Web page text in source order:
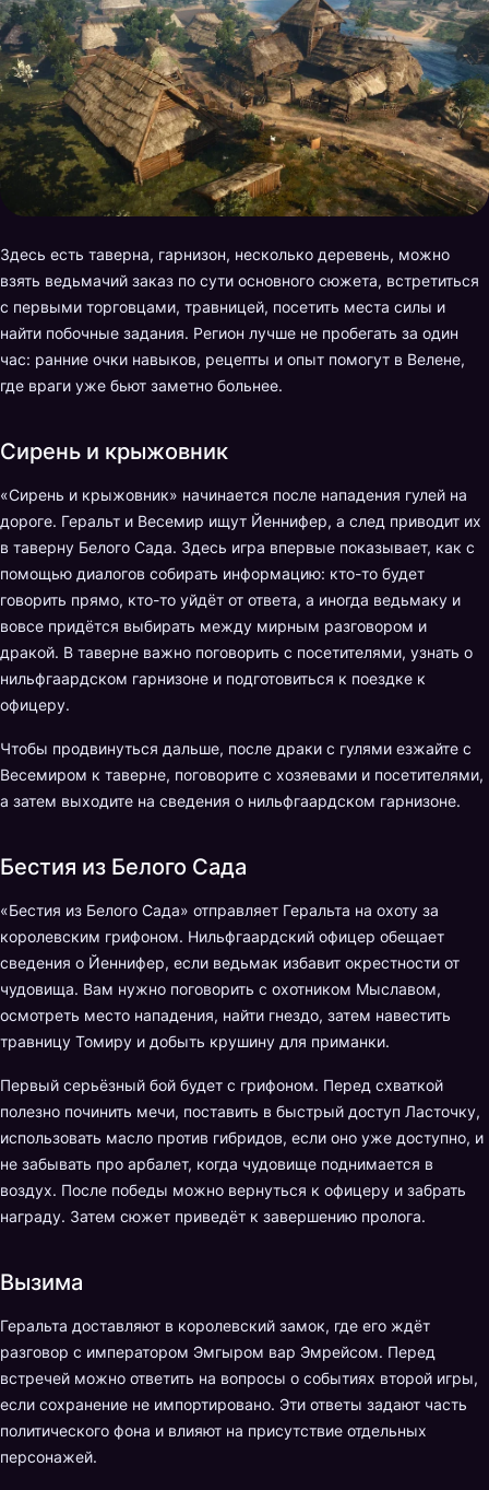
Здесь есть таверна, гарнизон, несколько деревень, можно
взять ведьмачий заказ по сути основного сюжета, встретиться
с первыми торговцами, травницей, посетить места силы и
найти побочные задания. Регион лучше не пробегать за один
час: ранние очки навыков, рецепты и опыт помогут в Велене,
где враги уже бьют заметно больнее.
Сирень и крыжовник
«Сирень и крыжовник» начинается после нападения гулей на
дороге. Геральт и Весемир ищут Йеннифер, а след приводит их
в таверну Белого Сада. Здесь игра впервые показывает, как с
помощью диалогов собирать информацию: кто-то будет
говорить прямо, кто-то уйдёт от ответа, а иногда ведьмаку и
вовсе придётся выбирать между мирным разговором и
дракой. В таверне важно поговорить с посетителями, узнать о
нильфгаардском гарнизоне и подготовиться к поездке к
офицеру.
Чтобы продвинуться дальше, после драки с гулями езжайте с
Весемиром к таверне, поговорите с хозяевами и посетителями,
а затем выходите на сведения о нильфгаардском гарнизоне.
Бестия из Белого Сада
«Бестия из Белого Сада» отправляет Геральта на охоту за
королевским грифоном. Нильфгаардский офицер обещает
сведения о Йеннифер, если ведьмак избавит окрестности от
чудовища. Вам нужно поговорить с охотником Мыславом,
осмотреть место нападения, найти гнездо, затем навестить
травницу Томиру и добыть крушину для приманки.
Первый серьёзный бой будет с грифоном. Перед схваткой
полезно починить мечи, поставить в быстрый доступ Ласточку,
использовать масло против гибридов, если оно уже доступно, и
не забывать про арбалет, когда чудовище поднимается в
воздух. После победы можно вернуться к офицеру и забрать
награду. Затем сюжет приведёт к завершению пролога.
Вызима
Геральта доставляют в королевский замок, где его ждёт
разговор с императором Эмгыром вар Эмрейсом. Перед
встречей можно ответить на вопросы о событиях второй игры,
если сохранение не импортировано. Эти ответы задают часть
политического фона и влияют на присутствие отдельных
персонажей.